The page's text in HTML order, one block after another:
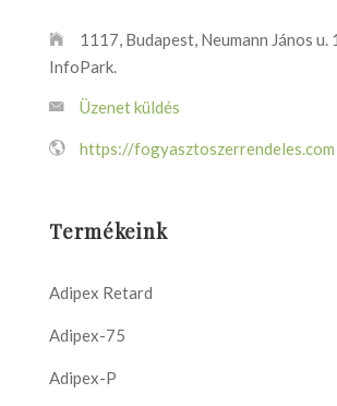
1117, Budapest, Neumann János u.
InfoPark.
Üzenet küldés
https://fogyasztoszerrendeles.com
Termékeink
Adipex Retard
Adipex-75
Adipex-P